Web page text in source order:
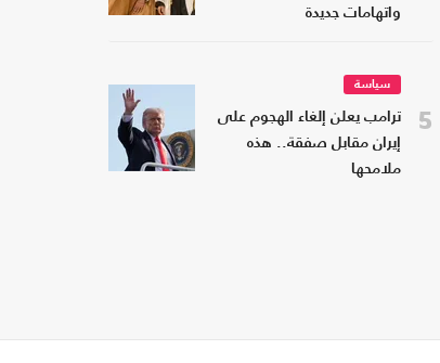
واتهامات جديدة
5
سياسة
ترامب يعلن إلغاء الهجوم على
إيران مقابل صفقة.. هذه
ملامحها